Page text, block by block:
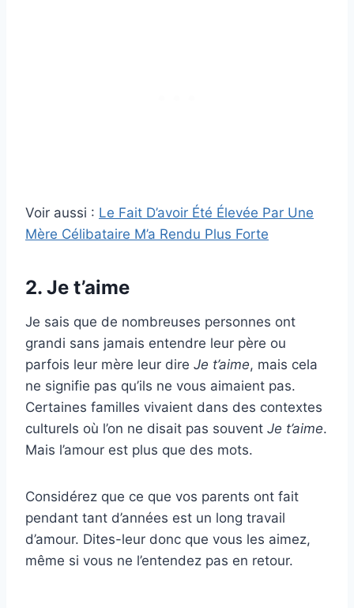
Voir aussi : Le Fait D’avoir Été Élevée Par Une
Mère Célibataire M’a Rendu Plus Forte
2. Je t’aime
Je sais que de nombreuses personnes ont
grandi sans jamais entendre leur père ou
parfois leur mère leur dire Je t’aime, mais cela
ne signifie pas qu’ils ne vous aimaient pas.
Certaines familles vivaient dans des contextes
culturels où l’on ne disait pas souvent Je t’aime.
Mais l’amour est plus que des mots.
Considérez que ce que vos parents ont fait
pendant tant d’années est un long travail
d’amour. Dites-leur donc que vous les aimez,
même si vous ne l’entendez pas en retour.